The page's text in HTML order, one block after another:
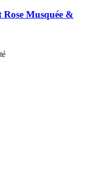
Musquée &